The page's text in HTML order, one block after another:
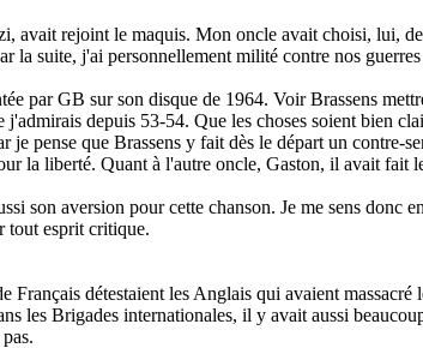
avait rejoint le maquis. Mon oncle avait choisi, lui,
la suite, j'ai personnellement milité contre nos
par GB sur son disque de 1964. Voir Brassens
depuis 53-54. Que les choses soient bien
pense que Brassens y fait dès le départ un contre-
la liberté. Quant à l'autre oncle, Gaston, il avait fait
son aversion pour cette chanson. Je me sens donc
tout esprit critique.
détestaient les Anglais qui avaient
les Brigades internationales, il y avait aussi